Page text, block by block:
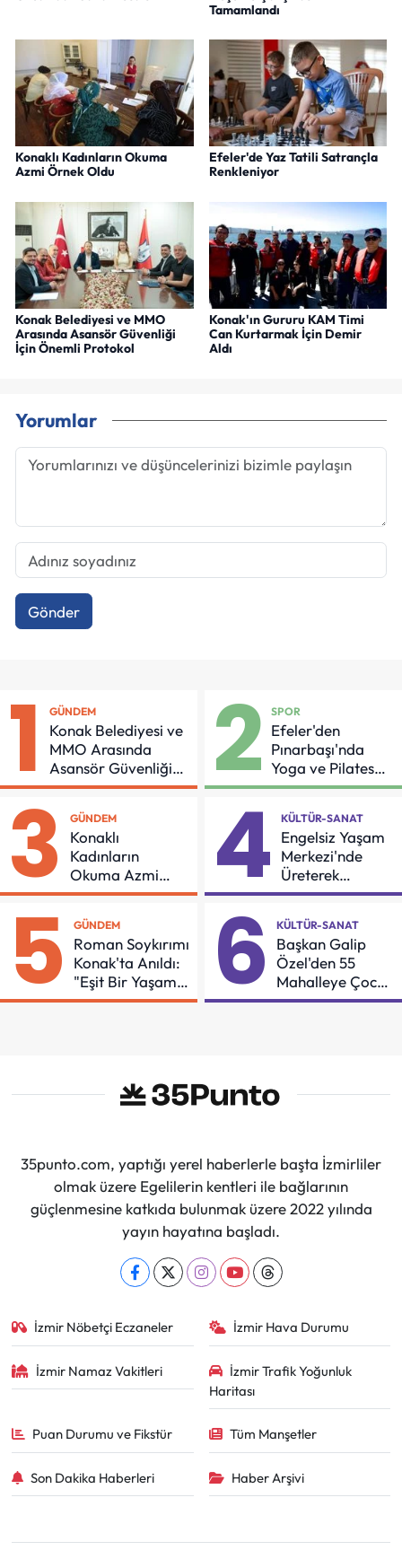
Tamamlandı
Konaklı Kadınların Okuma
Azmi Örnek Oldu
Efeler'de Yaz Tatili Satrançla
Renkleniyor
Konak Belediyesi ve MMO
Arasında Asansör Güvenliği
İçin Önemli Protokol
Konak'ın Gururu KAM Timi
Can Kurtarmak İçin Demir
Aldı
Yorumlar
Gönder
1 GÜNDEM
Konak Belediyesi ve
MMO Arasında
Asansör Güvenliği
İçin Önemli Protokol
2 SPOR
Efeler'den
Pınarbaşı'nda
Yoga ve Pilates
Buluşması
3 GÜNDEM
Konaklı
Kadınların
Okuma Azmi
Örnek Oldu
4 KÜLTÜR-SANAT
Engelsiz Yaşam
Merkezi'nde
Üreterek
Güçleniyorlar
5 GÜNDEM
Roman Soykırımı
Konak'ta Anıldı:
"Eşit Bir Yaşam
İçin Mücadeleyi
6 KÜLTÜR-SANAT
Başkan Galip
Özel'den 55
Mahalleye Çocuk
Şenliği
35punto.com, yaptığı yerel haberlerle başta İzmirliler
olmak üzere Egelilerin kentleri ile bağlarının
güçlenmesine katkıda bulunmak üzere 2022 yılında
yayın hayatına başladı.
İzmir Nöbetçi Eczaneler İzmir Hava Durumu
İzmir Namaz Vakitleri
İzmir Trafik Yoğunluk
Haritası
Puan Durumu ve Fikstür Tüm Manşetler
Son Dakika Haberleri Haber Arşivi